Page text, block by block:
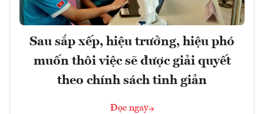
Sau sắp xếp, hiệu trưởng, hiệu phó
muốn thôi việc sẽ được giải quyết
theo chính sách tinh giản
Đọc ngay